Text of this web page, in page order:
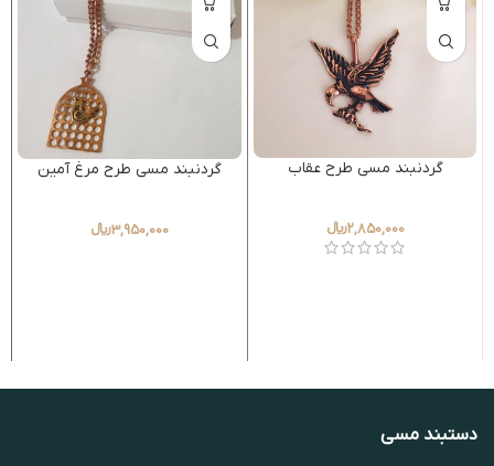
گردنبند مسی طرح عقاب
2,850,000﷼
گردنبند مسی طرح مرغ آمین
3,950,000﷼
دستبند مسی